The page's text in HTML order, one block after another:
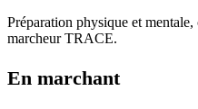
Préparation physique et
marcheur TRACE.
En marchant